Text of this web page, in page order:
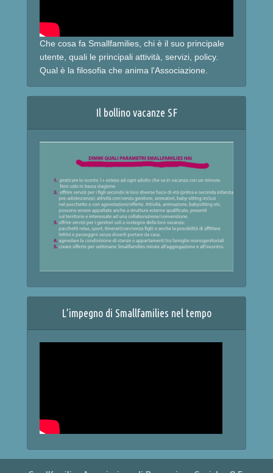
Che cosa fa Smallfamilies, chi è il suo principale
utente, quali le principali attività, servizi, policy.
Qual è la filosofia che anima l'Associazione.
Il bollino vacanze SF
L’impegno di Smallfamilies nel tempo